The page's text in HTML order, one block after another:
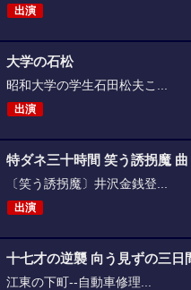
出演
大学の石松
昭和大学の学生石田松夫こ...
出演
特ダネ三十時間 笑う誘拐魔
〔笑う誘拐魔〕井沢金銭登...
出演
十七才の逆襲 向う見ずの三日
江東の下町--自動車修理...